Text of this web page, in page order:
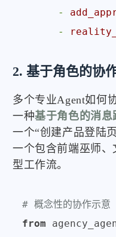
-
-
2. 基于角色的协
多个专业Agent如何
一种基于角色的消
一个“创建产品登陆
一个包含前端巫师
型工作流。
# 概念性的协作示意
from